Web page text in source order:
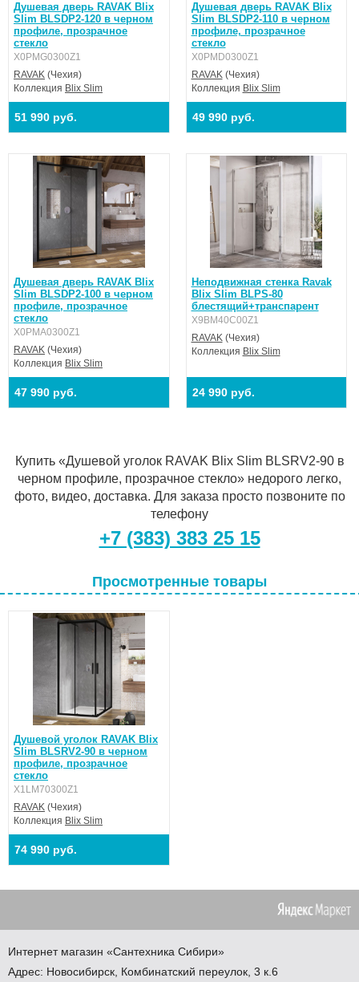
Душевая дверь RAVAK Blix
Slim BLSDP2-120 в черном
профиле, прозрачное
стекло
X0PMG0300Z1
RAVAK (Чехия)
Коллекция Blix Slim
51 990 руб.
Душевая дверь RAVAK Blix
Slim BLSDP2-110 в черном
профиле, прозрачное
стекло
X0PMD0300Z1
RAVAK(Чехия)
Коллекция Blix Slim
49 990 руб.
Душевая дверь RAVAK Blix
Slim BLSDP2-100 в черном
профиле, прозрачное
стекло
X0PMA0300Z1
RAVAK (Чехия)
Коллекция Blix Slim
47 990 руб.
Неподвижная стенка Ravak
Blix Slim BLPS-80
блестящий+транспарент
X9BM40C00Z1
RAVAK(Чехия)
Коллекция Blix Slim
24 990 руб.
Купить «Душевой уголок RAVAK Blix Slim BLSRV2-90 в
черном профиле, прозрачное стекло» недорого легко,
фото, видео, доставка. Для заказа просто позвоните по
телефону
+7 (383) 383 25 15
Просмотренные товары
Душевой уголок RAVAK Blix
Slim BLSRV2-90 в черном
профиле, прозрачное
стекло
X1LM70300Z1
RAVAK (Чехия)
Коллекция Blix Slim
74 990 руб.
Интернет магазин «Сантехника Сибири»
Адрес: Новосибирск Комбинатский переулок, 3 к.6